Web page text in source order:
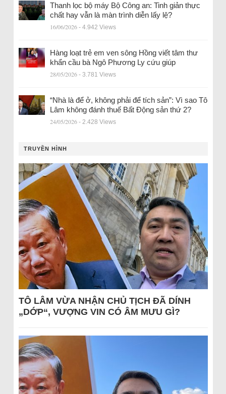
Thanh lọc bộ máy Bộ Công an: Tinh giản thực
chất hay vẫn là màn trình diễn lấy lệ?
16/06/2026 - 4.942 Views
Hàng loạt trẻ em ven sông Hồng viết tâm thư
khẩn cầu bà Ngô Phương Ly cứu giúp
28/05/2026 - 3.781 Views
“Nhà là để ở, không phải để tích sản”: Vì sao Tô
Lâm không đánh thuế Bất Động sản thứ 2?
24/05/2026 - 2.428 Views
TRUYỀN HÌNH
TÔ LÂM VỪA NHẬN CHỦ TỊCH ĐÃ DÍNH
„DỚP“, VƯỢNG VIN CÓ ÂM MƯU GÌ?